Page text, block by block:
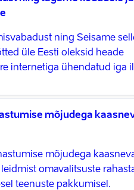
ning Seisame
üle Eesti oleksid heade
internetiga ühendatud iga
mõjudega
mõjudega
omavalitsuste
teenuste pakkumisel.